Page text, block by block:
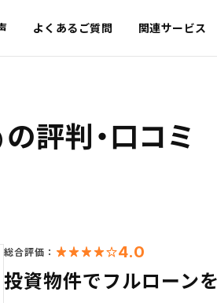
よくあるご質問 関連サービス
の評判・口コミ
総合評価： 4.0
投資物件でフルローン